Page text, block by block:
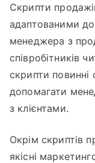
Скрипти
адаптованими
менеджера з
співробітників
скрипти повинні
допомагати
з клієнтами.
Окрім скриптів
якісні